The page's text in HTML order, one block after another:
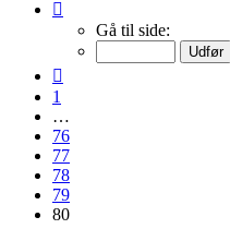
80
Gå til side:
1
…
76
77
78
79
80